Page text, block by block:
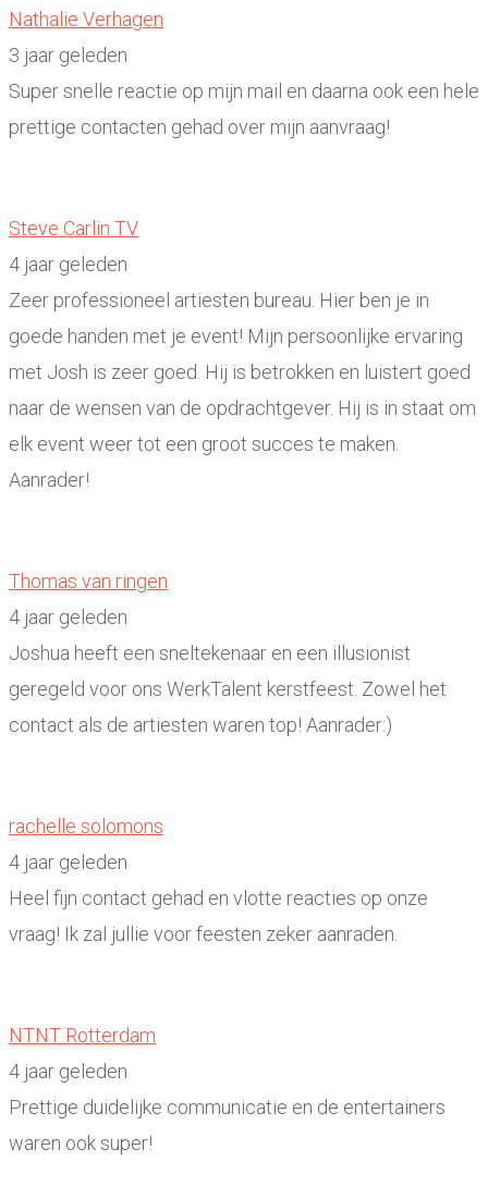
Nathalie Verhagen
3 jaar geleden
Super snelle reactie op mijn mail en daarna ook een hele
prettige contacten gehad over mijn aanvraag!
Steve Carlin TV
4 jaar geleden
Zeer professioneel artiesten bureau. Hier ben je in
goede handen met je event! Mijn persoonlijke ervaring
met Josh is zeer goed. Hij is betrokken en luistert goed
naar de wensen van de opdrachtgever. Hij is in staat om
elk event weer tot een groot succes te maken.
Aanrader!
Thomas van ringen
4 jaar geleden
Joshua heeft een sneltekenaar en een illusionist
geregeld voor ons WerkTalent kerstfeest. Zowel het
contact als de artiesten waren top! Aanrader:)
rachelle solomons
4 jaar geleden
Heel fijn contact gehad en vlotte reacties op onze
vraag! Ik zal jullie voor feesten zeker aanraden.
NTNT Rotterdam
4 jaar geleden
Prettige duidelijke communicatie en de entertainers
waren ook super!